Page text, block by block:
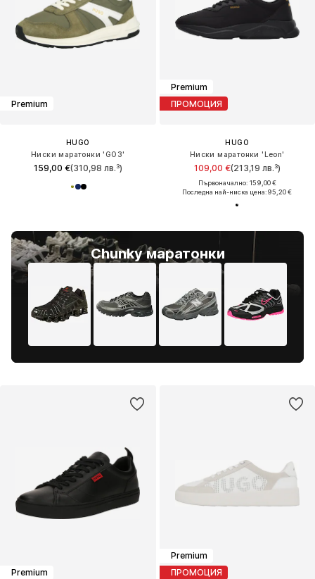
Premium
HUGO
Ниски маратонки 'GO3'
159,00 €(310,98 лв.³)
Chunky маратонки
Premium
ПРОМОЦИЯ
HUGO
Ниски маратонки 'Leon'
109,00 €(213,19 лв.³)
Първоначално: 159,00 €
Последна най-ниска цена:95,20 €
Premium
Premium
ПРОМОЦИЯ